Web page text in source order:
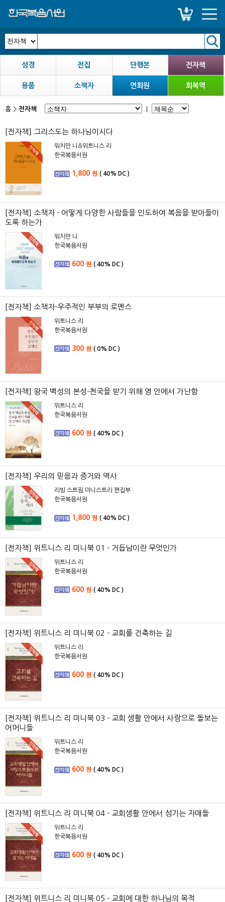
성경 전집 단행본 전자책
용품 소책자 연회원 회복역
홈 > 전자책
[전자책] 그리스도는 하나님이시다
워치만 니&위트니스 리
한국복음서원
1,800 원 ( 40% DC )
[전자책] 소책자 - 어떻게 다양한 사람들을 인도하여 복음을 받아들이
도록 하는가
워치만 니
한국복음서원
600 원 ( 40% DC )
[전자책] 소책자-우주적인 부부의 로맨스
위트니스 리
한국복음서원
300 원 ( 0% DC )
[전자책] 왕국 백성의 본성-천국을 받기 위해 영 안에서 가난함
위트니스 리
한국복음서원
600 원 ( 40% DC )
[전자책] 우리의 믿음과 증거와 역사
리빙 스트림 미니스트리 편집부
한국복음서원
1,800 원 ( 40% DC )
[전자책] 위트니스 리 미니북 01 - 거듭남이란 무엇인가
위트니스 리
한국복음서원
600 원 ( 40% DC )
[전자책] 위트니스 리 미니북 02 - 교회를 건축하는 길
위트니스 리
한국복음서원
600 원 ( 40% DC )
[전자책] 위트니스 리 미니북 03 - 교회 생활 안에서 사랑으로 돌보는
어머니들
위트니스 리
한국복음서원
600 원 ( 40% DC )
[전자책] 위트니스 리 미니북 04 - 교회생활 안에서 섬기는 자매들
위트니스 리
한국복음서원
600 원 ( 40% DC )
[전자책] 위트니스 리 미니북 05 - 교회에 대한 하나님의 목적